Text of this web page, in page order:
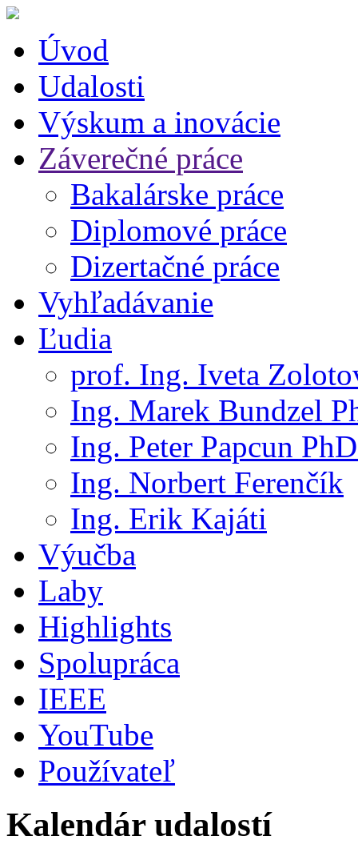
Úvod
Udalosti
Výskum a inovácie
Záverečné práce
Bakalárske práce
Diplomové práce
Dizertačné práce
Vyhľadávanie
Ľudia
prof. Ing. Iveta
Ing. Marek Bundzel
Ing. Peter Papcun
Ing. Norbert Ferenčík
Ing. Erik Kajáti
Výučba
Laby
Highlights
Spolupráca
IEEE
YouTube
Používateľ
Kalendár udalostí